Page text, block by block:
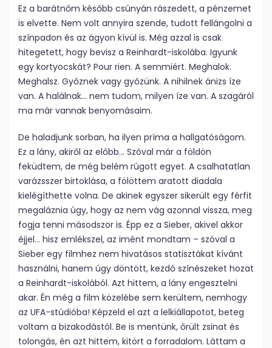
Ez a barátnőm később csúnyán rászedett, a pénzemet
is elvette. Nem volt annyira szende, tudott fellángolni a
színpadon és az ágyon kívül is. Még azzal is csak
hitegetett, hogy bevisz a Reinhardt-iskolába. Igyunk
egy kortyocskát? Pour rien. A semmiért. Meghalok.
Meghalsz. Győznek vagy győzünk. A nihilnek ánizs íze
van. A halálnak… nem tudom, milyen íze van. A szagáról
ma már vannak benyomásaim.
De haladjunk sorban, ha ilyen príma a hallgatóságom.
Ez a lány, akiről az előbb… Szóval már a földön
feküdtem, de még belém rúgott egyet. A csalhatatlan
varázsszer birtoklása, a fölöttem aratott diadala
kielégíthette volna. De akinek egyszer sikerült egy férfit
megaláznia úgy, hogy az nem vág azonnal vissza, meg
fogja tenni másodszor is. Épp ez a Sieber, akivel akkor
éjjel… hisz emlékszel, az imént mondtam – szóval a
Sieber egy filmhez nem hivatásos statisztákat kívánt
használni, hanem úgy döntött, kezdő színészeket hozat
a Reinhardt-iskolából. Azt hittem, a lány engesztelni
akar. Én még a film közelébe sem kerültem, nemhogy
az UFA-stúdióba! Képzeld el azt a lelkiállapotot, beteg
voltam a bizakodástól. Be is mentünk, őrült zsinat és
tolongás, én azt hittem, kitört a forradalom. Láttam a